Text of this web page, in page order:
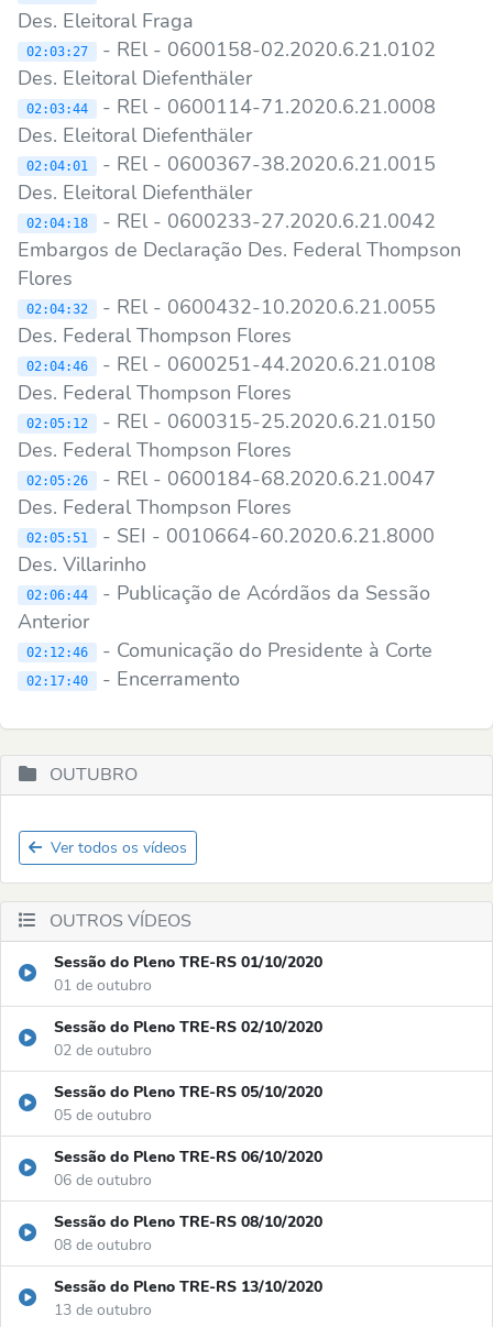
Des. Eleitoral Fraga
02:03:27
- REl - 0600158-02.2020.6.21.0102
Des. Eleitoral Diefenthäler
02:03:44
- REl - 0600114-71.2020.6.21.0008
Des. Eleitoral Diefenthäler
02:04:01
- REl - 0600367-38.2020.6.21.0015
Des. Eleitoral Diefenthäler
02:04:18
- REl - 0600233-27.2020.6.21.0042
Embargos de Declaração Des. Federal Thompson
Flores
02:04:32
- REl - 0600432-10.2020.6.21.0055
Des. Federal Thompson Flores
02:04:46
- REl - 0600251-44.2020.6.21.0108
Des. Federal Thompson Flores
02:05:12
- REl - 0600315-25.2020.6.21.0150
Des. Federal Thompson Flores
02:05:26
- REl - 0600184-68.2020.6.21.0047
Des. Federal Thompson Flores
02:05:51
- SEI - 0010664-60.2020.6.21.8000
Des. Villarinho
02:06:44
- Publicação de Acórdãos da Sessão
Anterior
02:12:46 - Comunicação do Presidente à Corte
02:17:40 - Encerramento
OUTUBRO
Ver todos os vídeos
OUTROS VÍDEOS
Sessão do Pleno TRE-RS 01/10/2020
01 de outubro
Sessão do Pleno TRE-RS 02/10/2020
02 de outubro
Sessão do Pleno TRE-RS 05/10/2020
05 de outubro
Sessão do Pleno TRE-RS 06/10/2020
06 de outubro
Sessão do Pleno TRE-RS 08/10/2020
08 de outubro
Sessão do Pleno TRE-RS 13/10/2020
13 de outubro